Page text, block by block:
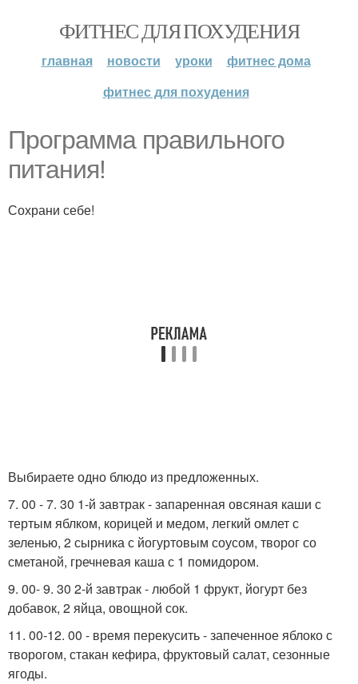
ФИТНЕС ДЛЯ ПОХУДЕНИЯ
главная новости уроки
фитнес дома
фитнес для похудения
Программа правильного
питания!
Сохрани себе!
Выбираете одно блюдо из предложенных.
7. 00 - 7. 30 1-й завтрак - запаренная овсяная каши с
тертым яблком, корицей и медом, легкий омлет с
зеленью, 2 сырника с йогуртовым соусом, творог со
сметаной, гречневая каша с 1 помидором.
9. 00- 9. 30 2-й завтрак - любой 1 фрукт, йогурт без
добавок, 2 яйца, овощной сок.
11. 00-12. 00 - время перекусить - запеченное яблоко с
творогом, стакан кефира, фруктовый салат, сезонные
ягоды.